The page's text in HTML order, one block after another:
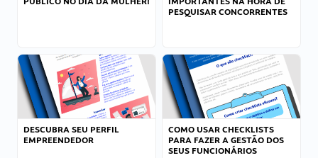
PESQUISAR CONCORRENTES
DESCUBRA SEU PERFIL
EMPREENDEDOR
COMO USAR CHECKLISTS
PARA FAZER A GESTÃO DOS
SEUS FUNCIONÁRIOS